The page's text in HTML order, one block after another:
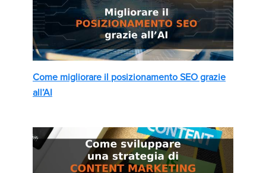
Come migliorare il posizionamento SEO grazie
all’AI